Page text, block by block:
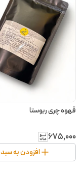
قهوه چری ربوستا
۶۷۵٬۰۰۰
افزودن به سبد